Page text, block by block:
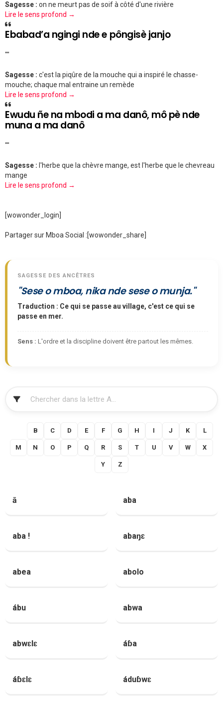
Sagesse : on ne meurt pas de soif à côté d'une rivière
Lire le sens profond →
Ebabad’a ngingi nde e pôngisè janjo
""
Sagesse : c'est la piqûre de la mouche qui a inspiré le chasse-
mouche; chaque mal entraine un remède
Lire le sens profond →
Ewudu ñe na mbodi a ma danô, mô pè nde
muna a ma danô
""
Sagesse : l'herbe que la chèvre mange, est l'herbe que le chevreau
mange
Lire le sens profond →
[wowonder_login]
Partager sur Mboa Social :[wowonder_share]
SAGESSE DES ANCÊTRES
"Sese o mboa, nika nde sese o munja."
Traduction : Ce qui se passe au village, c'est ce qui se
passe en mer.
Sens : L'ordre et la discipline doivent être partout les mêmes.
B C D E F G H I J K L
M N O P Q R S T U V W X
Y Z
ā aba
aba ! abaŋɛ
abea abolo
ábu abwa
abwɛlɛ áɓa
áɓɛlɛ áduɓwɛ